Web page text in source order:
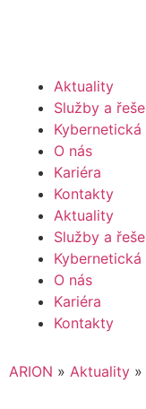
Aktuality
Služby a
O nás
Kariéra
Kontakty
Aktuality
Služby a
O nás
Kariéra
Kontakty
ARION » Aktuality »